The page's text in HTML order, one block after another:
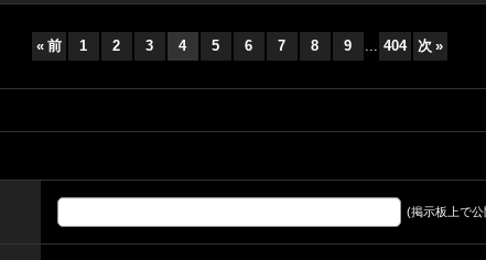
« 前 1 2 3 4 5 6 7 8 9 ... 404 次 »
(掲示板上で公